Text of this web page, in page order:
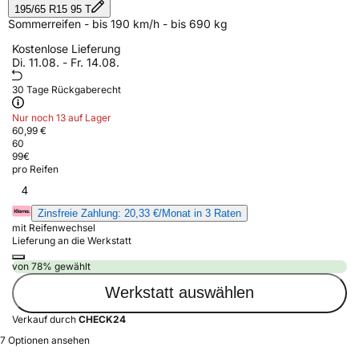
195/65 R15 95 T
Sommerreifen - bis 190 km/h - bis 690 kg
Kostenlose Lieferung
Di. 11.08. - Fr. 14.08.
30 Tage Rückgaberecht
Nur noch 13 auf Lager
60,99 €
60
99€
pro Reifen
4
Zinsfreie Zahlung: 20,33 €/Monat in 3 Raten
mit Reifenwechsel
Lieferung an die Werkstatt
von 78% gewählt
Werkstatt auswählen
Verkauf durch CHECK24
7 Optionen ansehen